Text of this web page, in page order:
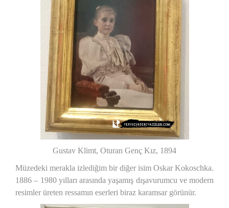
Gustav Klimt, Oturan Genç Kız, 1894
Müzedeki merakla izlediğim bir diğer isim Oskar Kokoschka.
1886 – 1980 yılları arasında yaşamış dışavurumcu ve modern
resimler üreten ressamın eserleri biraz karamsar görünür.